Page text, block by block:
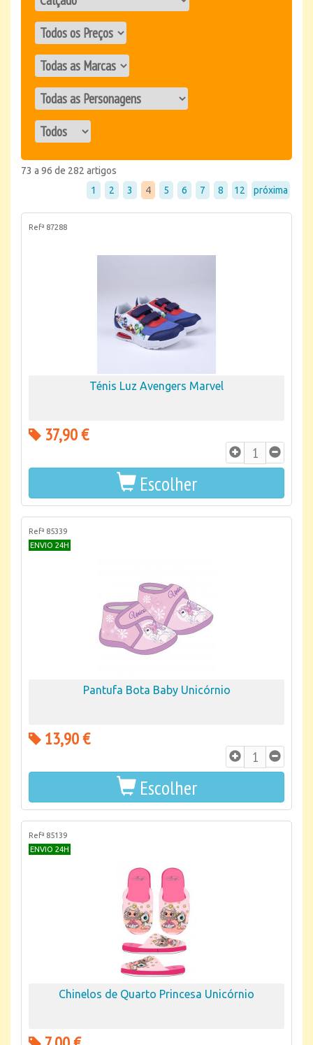
73 a 96 de 282 artigos
1
2 3 4 5 6 7 8 12 próxima
Refª 87288
Ténis Luz Avengers Marvel
37,90 €
Escolher
Refª 85339
ENVIO 24H
Pantufa Bota Baby Unicórnio
13,90 €
Escolher
Refª 85139
ENVIO 24H
Chinelos de Quarto Princesa Unicórnio